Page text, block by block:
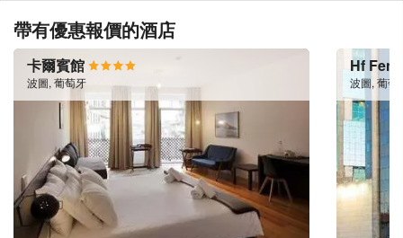
帶有優惠報價的酒店
卡爾賓館
波圖, 葡萄牙
Hf
波圖, 葡萄